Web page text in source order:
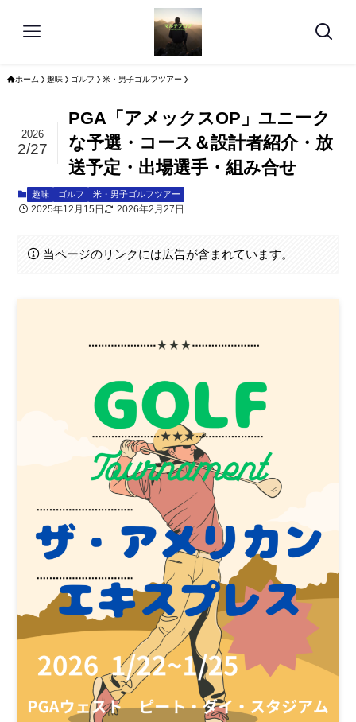
ホーム 趣味 ゴルフ 米・男子ゴルフツアー
PGA「アメックスOP」ユニーク
な予選・コース＆設計者紹介・放
送予定・出場選手・組み合せ
2026
2/27
趣味 ゴルフ 米・男子ゴルフツアー
2025年12月15日 2026年2月27日
当ページのリンクには広告が含まれています。